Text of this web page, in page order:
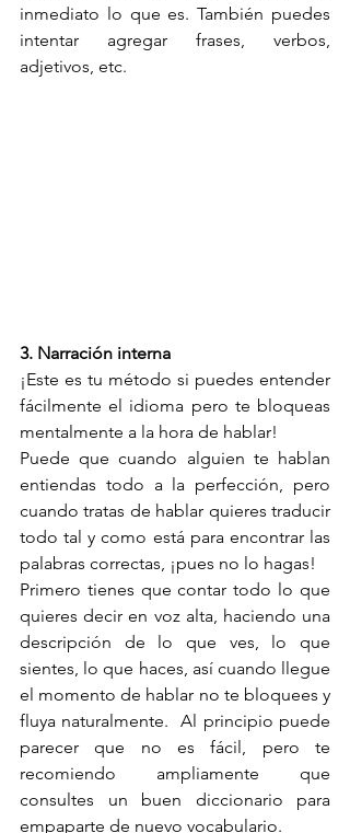
inmediato lo que es. También puedes
intentar agregar frases, verbos,
adjetivos, etc.
3. Narración interna
¡Este es tu método si puedes entender
fácilmente el idioma pero te bloqueas
mentalmente a la hora de hablar!
Puede que cuando alguien te hablan
entiendas todo a la perfección, pero
cuando tratas de hablar quieres traducir
todo tal y como está para encontrar las
palabras correctas, ¡pues no lo hagas!
Primero tienes que contar todo lo que
quieres decir en voz alta, haciendo una
descripción de lo que ves, lo que
sientes, lo que haces, así cuando llegue
el momento de hablar no te bloquees y
fluya naturalmente.  Al principio puede
parecer que no es fácil, pero te
recomiendo ampliamente que
consultes un buen diccionario para
empaparte de nuevo vocabulario.